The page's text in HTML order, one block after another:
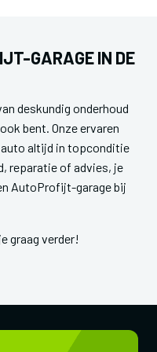
GARAGE IN DE
deskundig onderhoud
bent. Onze ervaren
altijd in topconditie
reparatie of advies, je
AutoProfijt-garage bij
graag verder!